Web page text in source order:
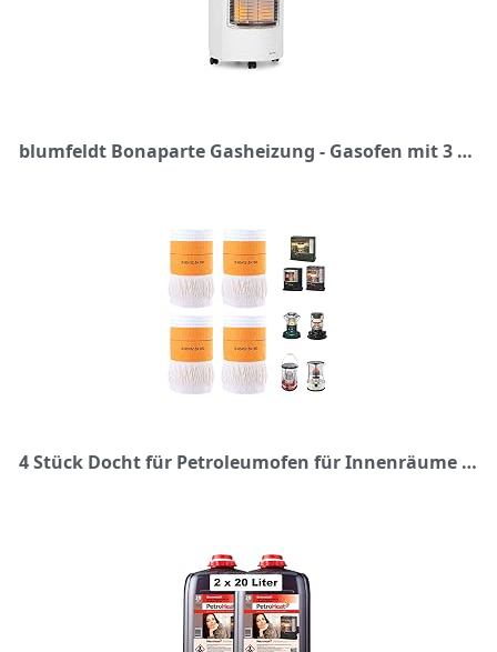
blumfeldt Bonaparte Gasheizung - Gasofen mit 3 Leistungsstufen 1600, 2600 und 4200 Watt, Katalytofen für Gasflaschentyp: 5kg bis 15kg, integrierter Piezozünder, Infrarot-Keramikbrenner, weiß
4 Stück Docht für Petroleumofen für Innenräume - Ersatzdocht Petroleum Heizung, Dochte für Petroleum Heizung Ersatzdocht für Petroleumheizer Heizstrahler für Camping Zeltheizung Kochen Petroleum Ofen